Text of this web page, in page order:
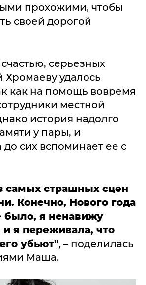
прохожими, чтобы
своей дорогой
серьезных
Хромаеву удалось
как на помощь вовремя
местной
история надолго
у пары, и
сих вспоминает ее с
самых страшных сцен
Конечно, Нового года
было, я ненавижу
я переживала, что
убьют", – поделилась
Маша.